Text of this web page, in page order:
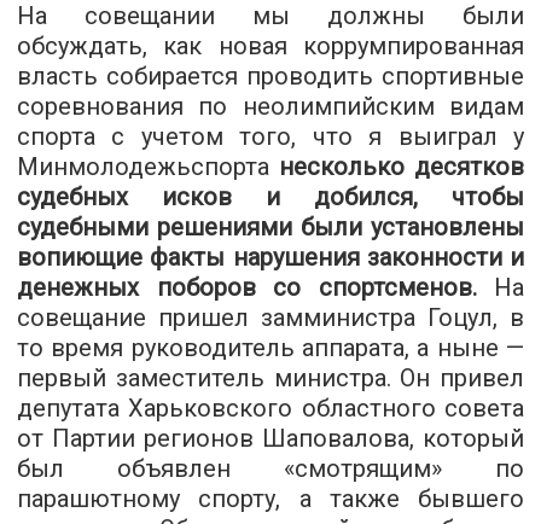
На совещании мы должны были
обсуждать, как новая коррумпированная
власть собирается проводить спортивные
соревнования по неолимпийским видам
спорта с учетом того, что я выиграл у
Минмолодежьспорта несколько десятков
судебных исков и добился, чтобы
судебными решениями были установлены
вопиющие факты нарушения законности и
денежных поборов со спортсменов.На
совещание пришел замминистра Гоцул, в
то время руководитель аппарата, а ныне —
первый заместитель министра. Он привел
депутата Харьковского областного совета
от Партии регионов Шаповалова, который
был объявлен «смотрящим» по
парашютному спорту, а также бывшего